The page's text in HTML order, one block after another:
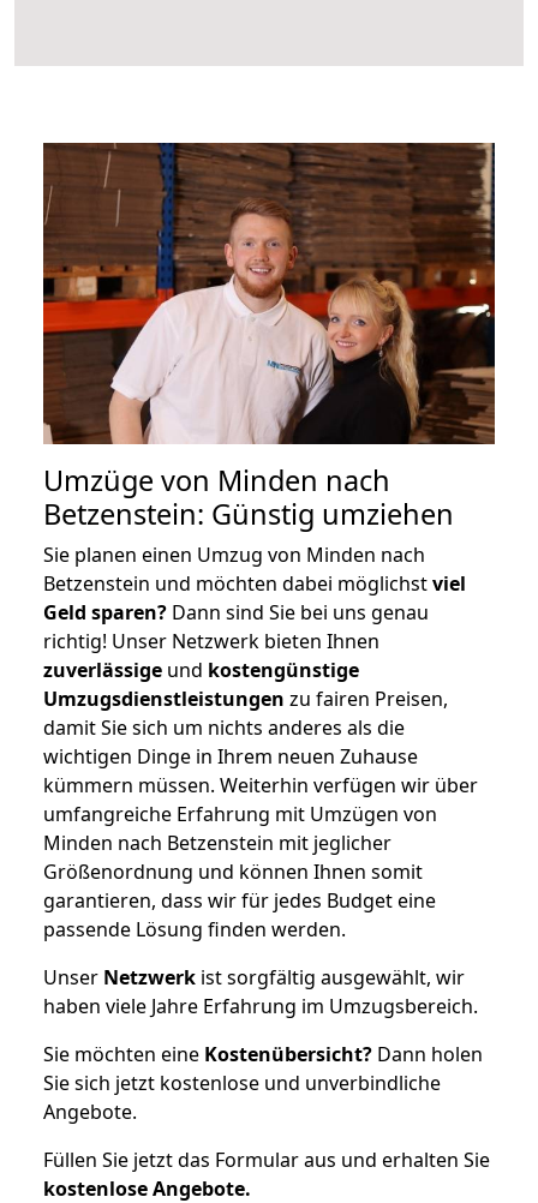
Umzüge von Minden nach
Betzenstein: Günstig umziehen
Sie planen einen Umzug von Minden nach
Betzenstein und möchten dabei möglichstviel
Geld sparen? Dann sind Sie bei uns genau
richtig! Unser Netzwerk bieten Ihnen
zuverlässige und kostengünstige
Umzugsdienstleistungen zu fairen Preisen,
damit Sie sich um nichts anderes als die
wichtigen Dinge in Ihrem neuen Zuhause
kümmern müssen. Weiterhin verfügen wir über
umfangreiche Erfahrung mit Umzügen von
Minden nach Betzenstein mit jeglicher
Größenordnung und können Ihnen somit
garantieren, dass wir für jedes Budget eine
passende Lösung finden werden.
Unser Netzwerk ist sorgfältig ausgewählt, wir
haben viele Jahre Erfahrung im Umzugsbereich.
Sie möchten eine Kostenübersicht? Dann holen
Sie sich jetzt kostenlose und unverbindliche
Angebote.
Füllen Sie jetzt das Formular aus und erhalten Sie
kostenloseAngebote.